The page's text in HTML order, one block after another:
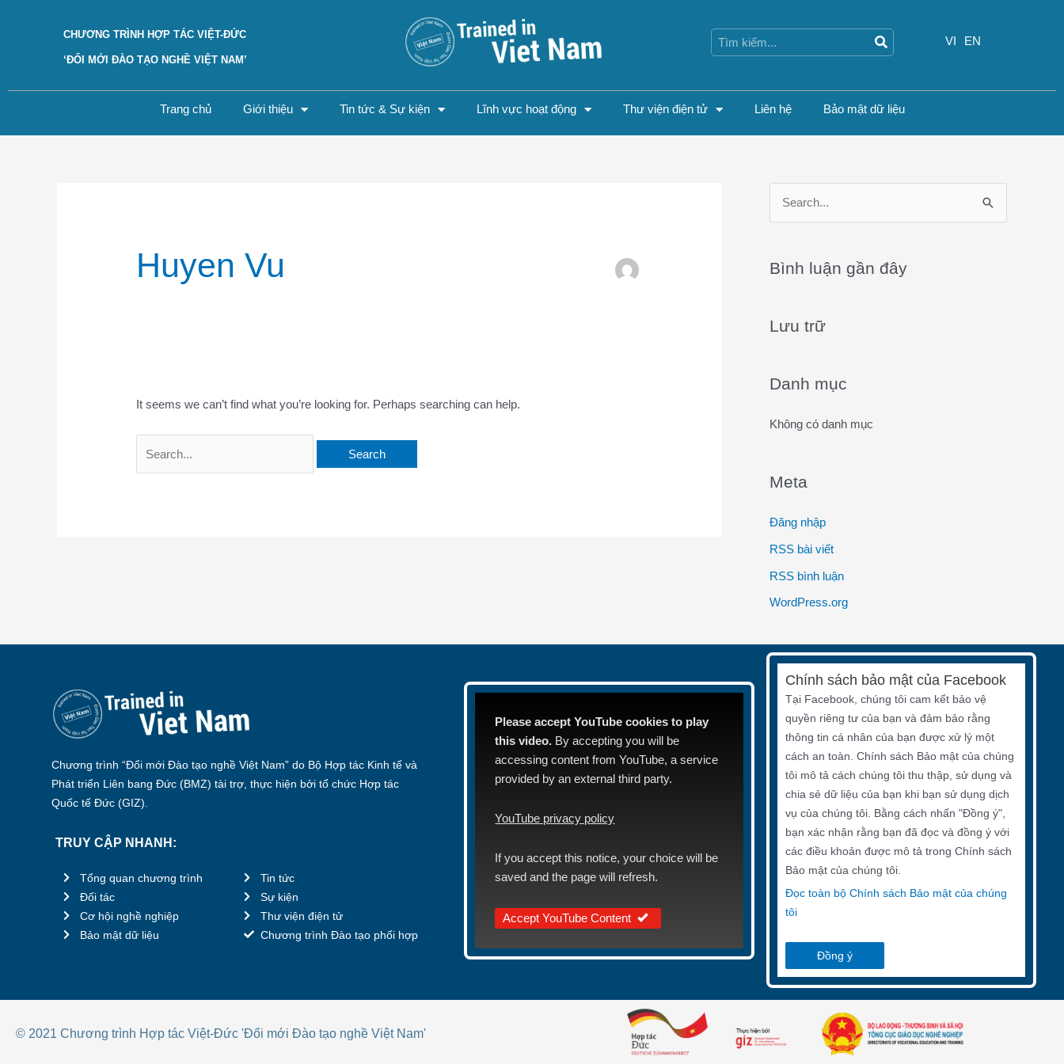
CHƯƠNG TRÌNH HỢP TÁC VIỆT-ĐỨC
‘ĐỔI MỚI ĐÀO TẠO NGHỀ VIỆT NAM’
VI
EN
Trang chủ Giới thiệu Tin tức & Sự kiện Lĩnh vực hoạt động Thư viện điện tử Liên hệ Bảo mật dữ liệu
Huyen Vu
It seems we can’t find what you’re looking for. Perhaps searching can help.
r
h
:
Bình luận gần đây
Lưu trữ
Danh mục
Không có danh mục
Meta
Đăng nhập
RSS bài viết
RSS bình luận
WordPress.org
Chương trình “Đổi mới Đào tạo nghề Việt Nam” do Bộ Hợp tác Kinh tế và
Phát triển Liên bang Đức (BMZ) tài trợ, thực hiện bởi tổ chức Hợp tác
Quốc tế Đức (GIZ).
TRUY CẬP NHANH:
Tổng quan chương trình
Đối tác
Cơ hội nghề nghiệp
Bảo mật dữ liệu
Tin tức
Sự kiện
Thư viện điện tử
Chương trình Đào tạo phối hợp
Please accept YouTube cookies to play
this video. By accepting you will be
accessing content from YouTube, a service
provided by an external third party.
YouTube privacy policy
If you accept this notice, your choice will be
saved and the page will refresh.
Accept YouTube Content
Chính sách bảo mật của Facebook
Tại Facebook, chúng tôi cam kết bảo vệ
quyền riêng tư của bạn và đảm bảo rằng
thông tin cá nhân của bạn được xử lý một
cách an toàn. Chính sách Bảo mật của chúng
tôi mô tả cách chúng tôi thu thập, sử dụng và
chia sẻ dữ liệu của bạn khi bạn sử dụng dịch
vụ của chúng tôi. Bằng cách nhấn "Đồng ý",
bạn xác nhận rằng bạn đã đọc và đồng ý với
các điều khoản được mô tả trong Chính sách
Bảo mật của chúng tôi.
Đọc toàn bộ Chính sách Bảo mật của chúng
tôi
Đồng ý
© 2021 Chương trình Hợp tác Việt-Đức 'Đổi mới Đào tạo nghề Việt Nam'